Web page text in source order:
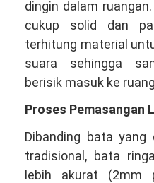
dingin dalam
cukup solid dan
terhitung material
suara sehingga
berisik masuk ke
Proses Pemasangan
Dibanding bata yang
tradisional, bata
lebih akurat